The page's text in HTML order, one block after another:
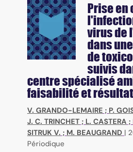
Prise en
virus de
dans
de
suivis
centre spécialisé
faisabilité et
V. GRANDO-LEMAIRE ; P.
J. C. TRINCHET ; L. CASTERA ;
SITRUK V. ; M. BEAUGRAND |
Périodique